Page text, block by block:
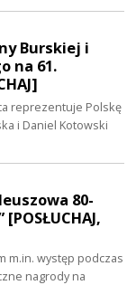
Burskiej i
na 61.
reprezentuje Polskę
i Daniel Kotowski
80-
m.in. występ podczas
nagrody na